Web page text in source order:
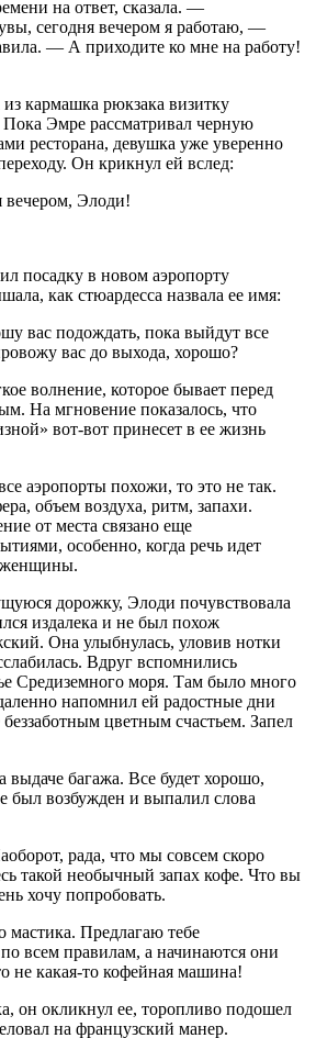
на ответ, сказала. —
сегодня вечером я работаю, —
— А приходите ко мне на работу!
кармашка рюкзака визитку
Эмре рассматривал черную
ресторана, девушка уже уверенно
Он крикнул ей вслед:
вечером, Элоди!
посадку в новом аэропорту
как стюардесса назвала ее имя:
вас подождать, пока выйдут все
вас до выхода, хорошо?
волнение, которое бывает перед
На мгновение показалось, что
вот-вот принесет в ее жизнь
аэропорты похожи, то это не так.
объем воздуха, ритм, запахи.
от места связано еще
особенно, когда речь идет
женщины.
дорожку, Элоди почувствовала
издалека и не был похож
Она улыбнулась, уловив нотки
Вдруг вспомнились
Средиземного моря. Там было много
напомнил ей радостные дни
цветным счастьем. Запел
багажа. Все будет хорошо,
возбужден и выпалил слова
рада, что мы совсем скоро
такой необычный запах кофе. Что вы
хочу попробовать.
мастика. Предлагаю тебе
по всем правилам, а начинаются они
не какая-то кофейная машина!
он окликнул ее, торопливо подошел
на французский манер.